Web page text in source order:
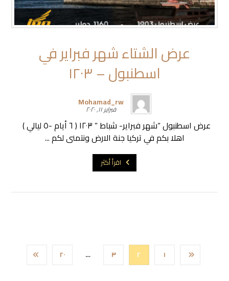
عرض الشتاء شهر فبراير في
اسطنبول – ١٢٠٣
Mohamad_rw
فبراير ١١, ٢٠٢٠
عرض اسطنبول “شهر فبراير- شباط ” ١٢٠٣ ( ٦ أيام -٥ ليالي )
اهلا بكم في تركيا جنة الارض ونتمنى لكم ...
اقرأ أكثر
١ ٢ ٣ … ٢٠